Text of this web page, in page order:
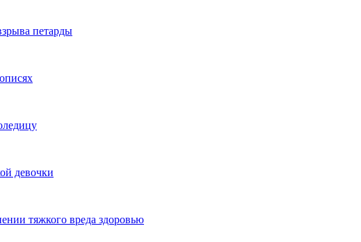
петарды
девочки
тяжкого вреда здоровью